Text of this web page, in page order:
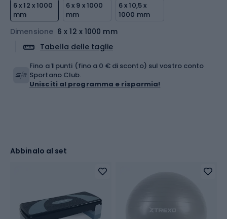
6 x 12 x 1000
mm
6 x 9 x 1000
mm
6 x 10,5 x
1000 mm
Dimensione 6 x 12 x 1000 mm
Tabella delle taglie
Fino a1 punti (fino a 0 € di sconto) sul vostro conto
Sportano Club.
Unisciti al programma e risparmia!
Abbinalo al set